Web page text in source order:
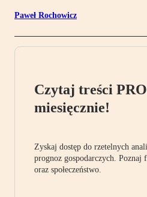
Paweł Rochowicz
Czytaj treści
miesięcznie!
Zyskaj dostęp do rzetelnych
prognoz gospodarczych. Poznaj
oraz społeczeństwo.